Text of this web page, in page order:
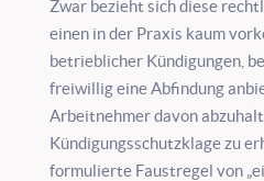
Zwar bezieht sich diese
einen in der Praxis kaum
betrieblicher Kündigungen,
freiwillig eine Abfindung
Arbeitnehmer davon
Kündigungsschutzklage zu
formulierte Faustregel von